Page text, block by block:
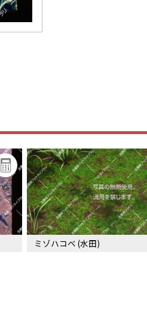
ミゾハコベ (水田)